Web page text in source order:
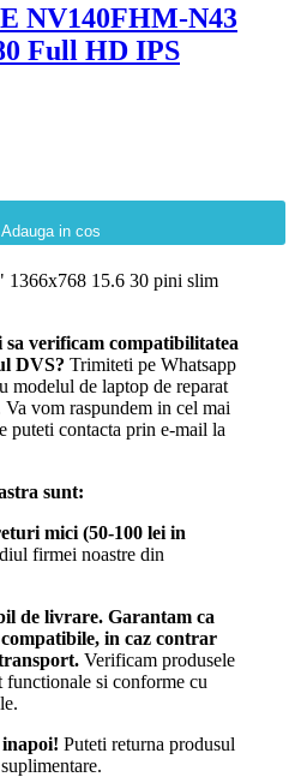
NV140FHM-N43
Full HD IPS
Adauga in cos
verificam compatibilitatea
DVS? Trimiteti pe Whatsapp
modelul de laptop de reparat
vom raspundem in cel mai
puteti contacta prin e-mail la
sunt:
mici (50-100 lei in
firmei noastre din
de livrare. Garantam ca
in caz contrar
Verificam produsele
functionale si conforme cu
Puteti returna produsul